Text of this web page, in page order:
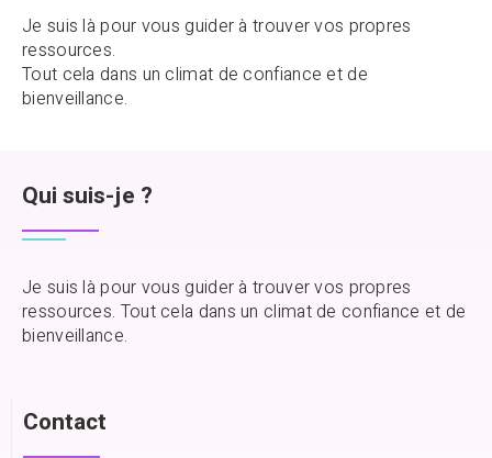
Je suis là pour vous guider à trouver vos propres
ressources.
Tout cela dans un climat de confiance et de
bienveillance.
Qui suis-je ?
Je suis là pour vous guider à trouver vos propres
ressources. Tout cela dans un climat de confiance et de
bienveillance.
Contact